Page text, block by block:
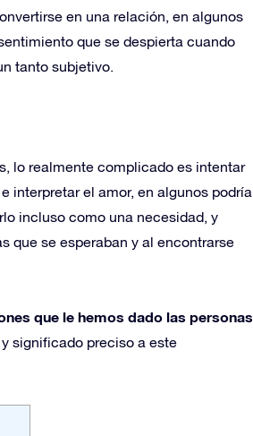
en una relación, en algunos
que se despierta cuando
tanto subjetivo.
lo realmente complicado es intentar
interpretar el amor, en algunos podría
incluso como una necesidad, y
que se esperaban y al encontrarse
que le hemos dado las personas
significado preciso a este